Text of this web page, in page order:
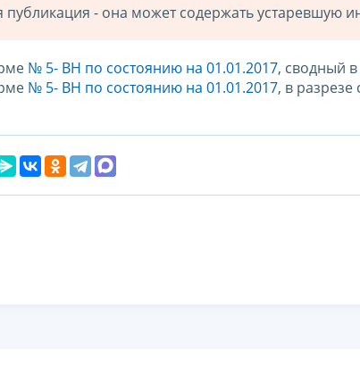
публикация - она может содержать устаревшую
№ 5- ВН по состоянию на 01.01.2017, сводный
№ 5- ВН по состоянию на 01.01.2017, в